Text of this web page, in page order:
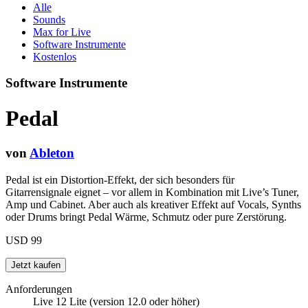
Alle
Sounds
Max for Live
Software Instrumente
Kostenlos
Software Instrumente
Pedal
vonAbleton
Pedal ist ein Distortion-Effekt, der sich besonders für
Gitarrensignale eignet – vor allem in Kombination mit Live’s Tuner,
Amp und Cabinet. Aber auch als kreativer Effekt auf Vocals, Synths
oder Drums bringt Pedal Wärme, Schmutz oder pure Zerstörung.
USD 99
Anforderungen
Live 12 Lite (version 12.0 oder höher)